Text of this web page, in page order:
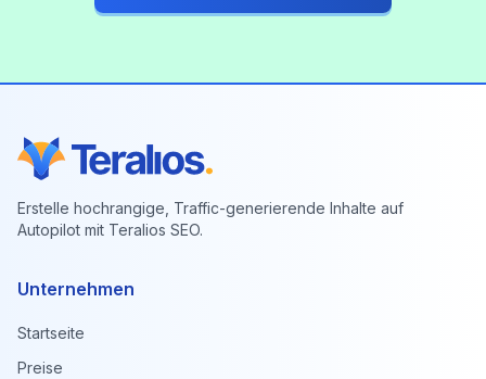
Erstelle hochrangige, Traffic-generierende Inhalte auf
Autopilot mit Teralios SEO.
Unternehmen
Startseite
Preise